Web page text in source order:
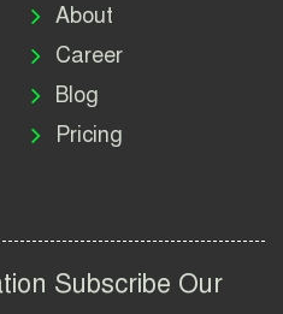
বিজ্ঞপ্তি ২০২৬ | DNC
Circular 2026
পাসপোর্ট করতে কি কি লাগে
| ই-পাসপোর্ট আবেদন ও
Job Circular 2026
About
Career
Blog
Pricing
Subscribe Our